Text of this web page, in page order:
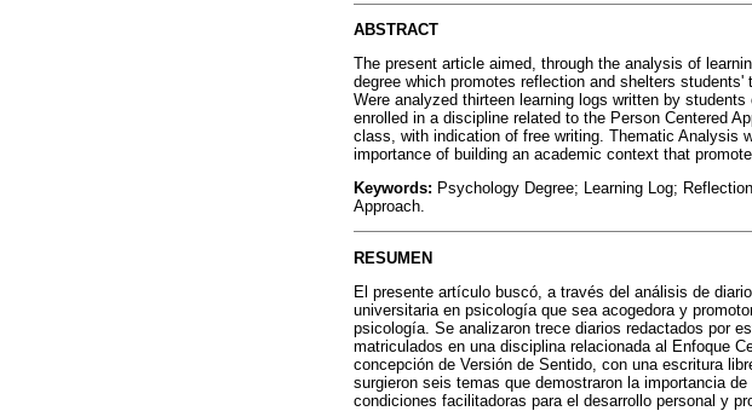
ABSTRACT
The present article aimed, through the analysis of
degree which promotes reflection and shelters
Were analyzed thirteen learning logs written by
enrolled in a discipline related to the Person Centered
class, with indication of free writing. Thematic Analysis
importance of building an academic context that
Keywords: Psychology Degree; Learning Log;
Approach.
RESUMEN
El presente artículo buscó, a través del análisis de
universitaria en psicología que sea acogedora y
psicología. Se analizaron trece diarios redactados por
matriculados en una disciplina relacionada al Enfoque
concepción de Versión de Sentido, con una escritura
surgieron seis temas que demostraron la importancia
condiciones facilitadoras para el desarrollo personal y